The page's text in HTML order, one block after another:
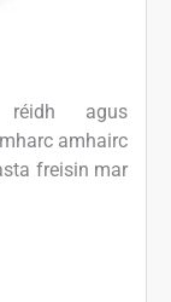
réidh agus
amhairc
freisin mar